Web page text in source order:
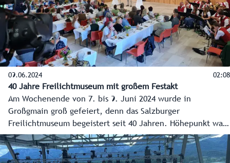
09.06.2024 02:08
40 Jahre Freilichtmuseum mit großem Festakt
Am Wochenende von 7. bis 9. Juni 2024 wurde in
Großgmain groß gefeiert, denn das Salzburger
Freilichtmuseum begeistert seit 40 Jahren. Höhepunkt war
der Festakt am Sonntagnachmittag.